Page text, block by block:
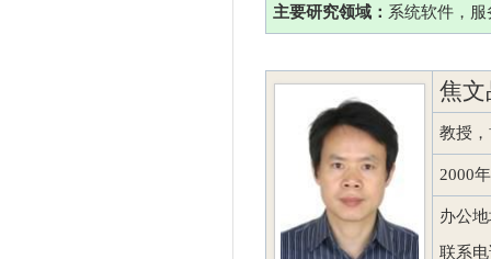
主要研究领域： 系统软件，
焦文
教授
2000
办公
联系